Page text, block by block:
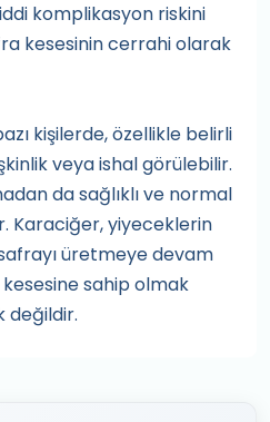
komplikasyon riskini
kesesinin cerrahi olarak
kişilerde, özellikle belirli
veya ishal görülebilir.
da sağlıklı ve normal
Karaciğer, yiyeceklerin
üretmeye devam
sahip olmak
değildir.